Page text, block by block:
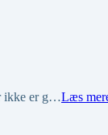
ikke er g…Læs